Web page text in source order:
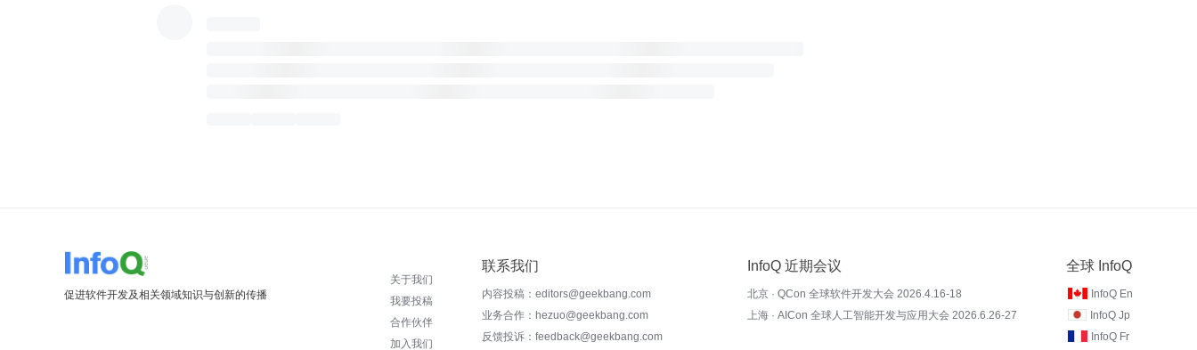
促进软件开发及相关领域知识与创新的传播
关于我们
我要投稿
合作伙伴
加入我们
联系我们
内容投稿：editors@geekbang.com
业务合作：hezuo@geekbang.com
反馈投诉：feedback@geekbang.com
InfoQ 近期会议
北京 · QCon 全球软件开发大会 2026.4.16-18
上海 · AICon 全球人工智能开发与应用大会 2026.6.26-27
全球 InfoQ
InfoQ En
InfoQ Jp
InfoQ Fr